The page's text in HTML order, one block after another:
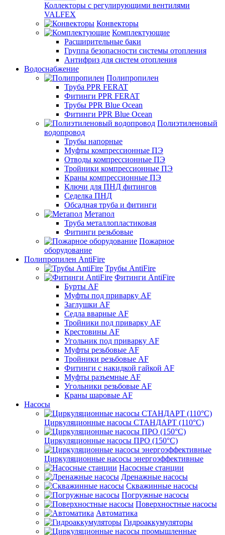
Коллекторы с регулирующими вентилями
VALFEX
Конвекторы
Комплектующие
Расширительные баки
Группа безопасности системы отопления
Антифриз для систем отопления
Водоснабжение
Полипропилен
Труба PPR FERAT
Фитинги PPR FERAT
Трубы PPR Blue Ocean
Фитинги PPR Blue Ocean
Полиэтиленовый
водопровод
Трубы напорные
Муфты компрессионные ПЭ
Отводы компрессионные ПЭ
Тройники компрессионные ПЭ
Краны компрессионные ПЭ
Ключи для ПНД фитингов
Седелка ПНД
Обсадная труба и фитинги
Метапол
Труба металлопластиковая
Фитинги резьбовые
Пожарное
оборудование
Полипропилен AntiFire
Трубы AntiFire
Фитинги AntiFire
Бурты AF
Муфты под приварку AF
Заглушки AF
Седла вварные AF
Тройники под приварку AF
Крестовины AF
Угольник под приварку AF
Муфты резьбовые AF
Тройники резьбовые AF
Фитинги с накидкой гайкой AF
Муфты разъемные AF
Угольники резьбовые AF
Краны шаровые AF
Насосы
Циркуляционные насосы СТАНДАРТ (110°C)
Циркуляционные насосы ПРО (150°C)
Циркуляционные насосы энергоэффективные
Насосные станции
Дренажные насосы
Скважинные насосы
Погружные насосы
Поверхностные насосы
Автоматика
Гидроаккумуляторы